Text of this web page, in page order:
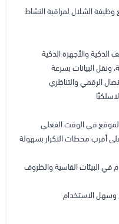
الشلال لمراقبة النشاط
والأجهزة الذكية
ونقل البيانات بسرعة
الرقمي والتناظري
في الوقت الفعلي
أقرب محطات التكرار بسهولة
البيئات القاسية والظروف
الاستخدام